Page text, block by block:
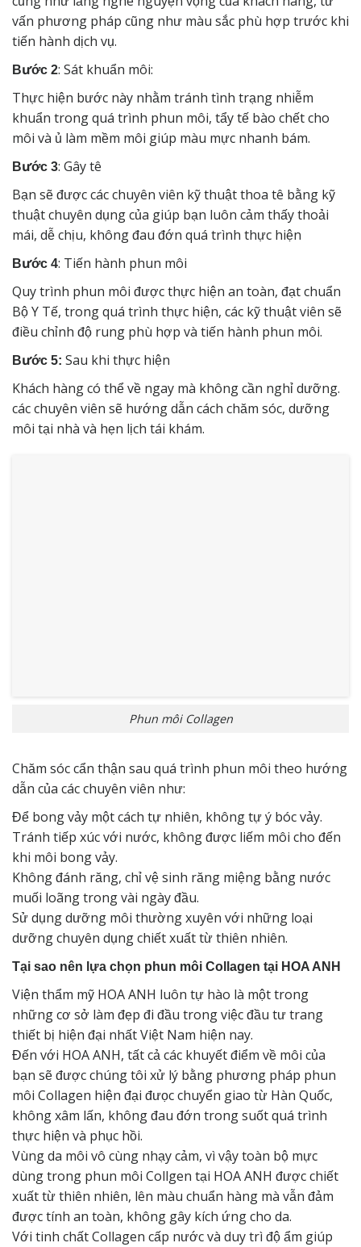
vấn phương pháp cũng như màu sắc phù hợp trước khi
tiến hành dịch vụ.
Bước 2: Sát khuẩn môi:
Thực hiện bước này nhằm tránh tình trạng nhiễm
khuẩn trong quá trình phun môi, tẩy tế bào chết cho
môi và ủ làm mềm môi giúp màu mực nhanh bám.
Bước 3: Gây tê
Bạn sẽ được các chuyên viên kỹ thuật thoa tê bằng kỹ
thuật chuyên dụng của giúp bạn luôn cảm thấy thoải
mái, dễ chịu, không đau đớn quá trình thực hiện
Bước 4: Tiến hành phun môi
Quy trình phun môi được thực hiện an toàn, đạt chuẩn
Bộ Y Tế, trong quá trình thực hiện, các kỹ thuật viên sẽ
điều chỉnh độ rung phù hợp và tiến hành phun môi.
Bước 5: Sau khi thực hiện
Khách hàng có thể về ngay mà không cần nghỉ dưỡng.
các chuyên viên sẽ hướng dẫn cách chăm sóc, dưỡng
môi tại nhà và hẹn lịch tái khám.
Phun môi Collagen
Chăm sóc cẩn thận sau quá trình phun môi theo hướng
dẫn của các chuyên viên như:
Để bong vảy một cách tự nhiên, không tự ý bóc vảy.
Tránh tiếp xúc với nước, không được liếm môi cho đến
khi môi bong vảy.
Không đánh răng, chỉ vệ sinh răng miệng bằng nước
muối loãng trong vài ngày đầu.
Sử dụng dưỡng môi thường xuyên với những loại
dưỡng chuyên dụng chiết xuất từ thiên nhiên.
Tại sao nên lựa chọn phun môi Collagen tại HOA ANH
Viện thẩm mỹ HOA ANH luôn tự hào là một trong
những cơ sở làm đẹp đi đầu trong việc đầu tư trang
thiết bị hiện đại nhất Việt Nam hiện nay.
Đến với HOA ANH, tất cả các khuyết điểm về môi của
bạn sẽ được chúng tôi xử lý bằng phương pháp phun
môi Collagen hiện đại đưọc chuyển giao từ Hàn Quốc,
không xâm lấn, không đau đớn trong suốt quá trình
thực hiện và phục hồi.
Vùng da môi vô cùng nhạy cảm, vì vậy toàn bộ mực
dùng trong phun môi Collgen tại HOA ANH được chiết
xuất từ thiên nhiên, lên màu chuẩn hàng mà vẫn đảm
được tính an toàn, không gây kích ứng cho da.
Với tinh chất Collagen cấp nước và duy trì độ ẩm giúp